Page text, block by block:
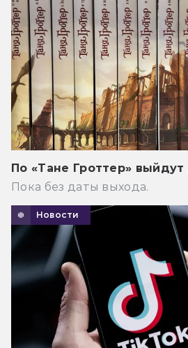
По «Тане Гроттер»
Пока без даты выхода.
Новости